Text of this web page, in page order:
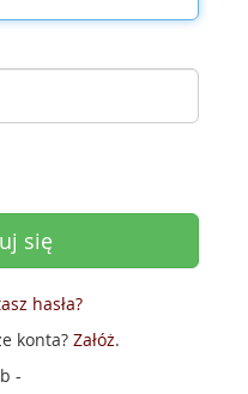
hasła?
konta? Załóż.
-